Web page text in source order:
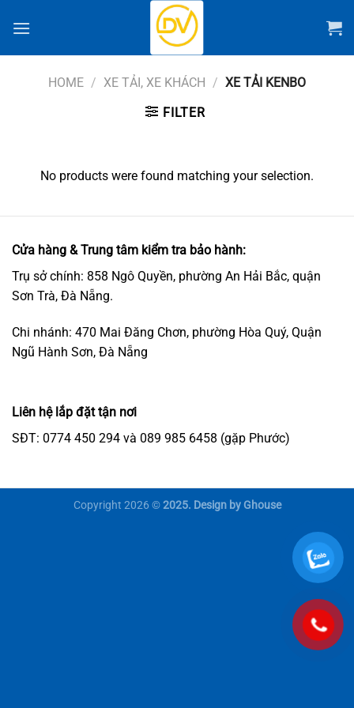
đến
HOME / XE TẢI, XE KHÁCH / XE TẢI KENBO
FILTER
No products were found matching your selection.
Cửa hàng & Trung tâm kiểm tra bảo hành:
Trụ sở chính: 858 Ngô Quyền, phường An Hải Bắc, quận
Sơn Trà, Đà Nẵng.
Chi nhánh: 470 Mai Đăng Chơn, phường Hòa Quý, Quận
Ngũ Hành Sơn, Đà Nẵng
Liên hệ lắp đặt tận nơi
SĐT: 0774 450 294 và 089 985 6458 (gặp Phước)
Copyright 2026 ©2025. Design by Ghouse